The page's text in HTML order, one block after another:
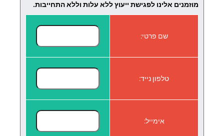
מוזמנים אלינו לפגישת ייעוץ ללא עלות וללא התחייבות.
שם פרטי:
טלפון נייד:
אימייל: